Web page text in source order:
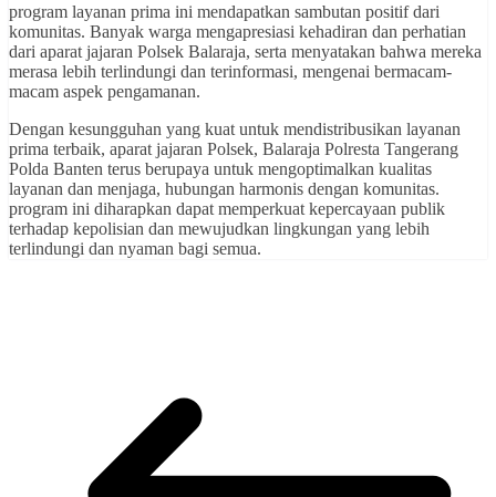
program layanan prima ini mendapatkan sambutan positif dari
komunitas. Banyak warga mengapresiasi kehadiran dan perhatian
dari aparat jajaran Polsek Balaraja, serta menyatakan bahwa mereka
merasa lebih terlindungi dan terinformasi, mengenai bermacam-
macam aspek pengamanan.
Dengan kesungguhan yang kuat untuk mendistribusikan layanan
prima terbaik, aparat jajaran Polsek, Balaraja Polresta Tangerang
Polda Banten terus berupaya untuk mengoptimalkan kualitas
layanan dan menjaga, hubungan harmonis dengan komunitas.
program ini diharapkan dapat memperkuat kepercayaan publik
terhadap kepolisian dan mewujudkan lingkungan yang lebih
terlindungi dan nyaman bagi semua.